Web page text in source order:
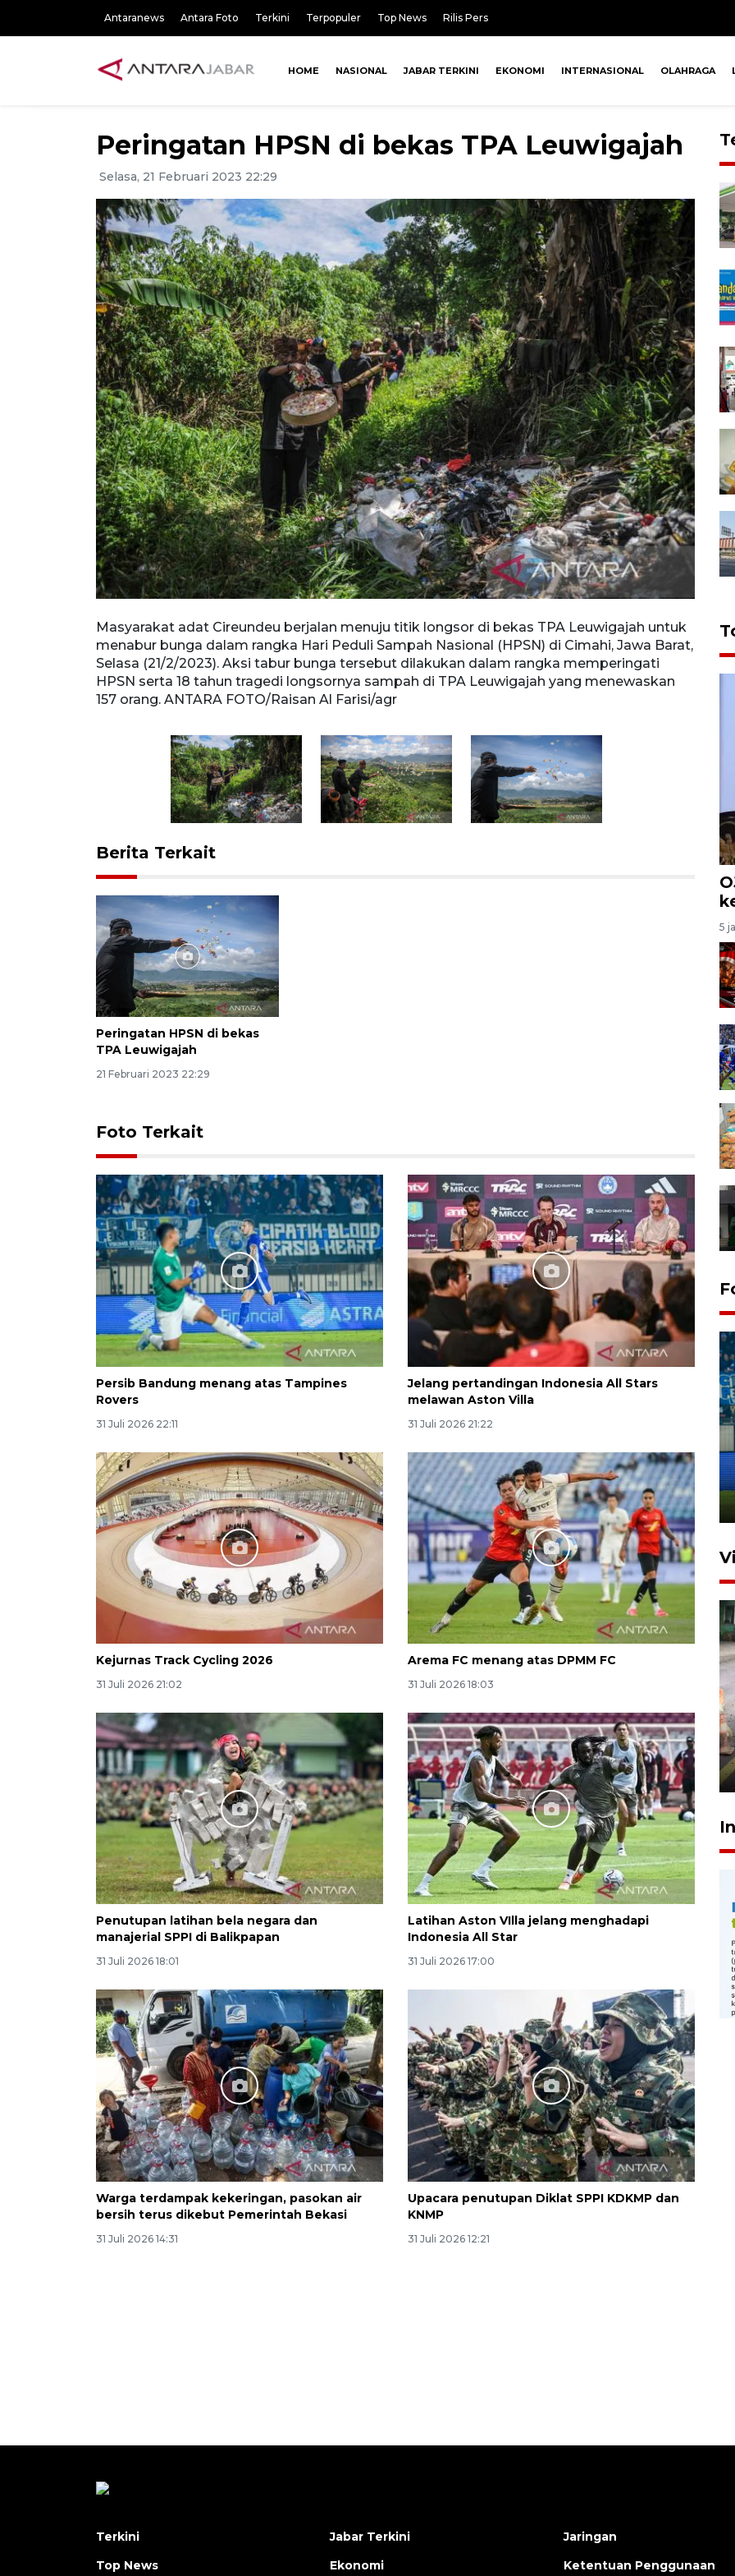
Antaranews Antara Foto Terkini Terpopuler Top News Rilis Pers
HOME NASIONAL JABAR TERKINI EKONOMI INTERNASIONAL OLAHRAGA
Peringatan HPSN di bekas TPA Leuwigajah
Selasa, 21 Februari 2023 22:29
Masyarakat adat Cireundeu berjalan menuju titik longsor di bekas TPA Leuwigajah untuk
menabur bunga dalam rangka Hari Peduli Sampah Nasional (HPSN) di Cimahi, Jawa Barat,
Selasa (21/2/2023). Aksi tabur bunga tersebut dilakukan dalam rangka memperingati
HPSN serta 18 tahun tragedi longsornya sampah di TPA Leuwigajah yang menewaskan
157 orang. ANTARA FOTO/Raisan Al Farisi/agr
Berita Terkait
Peringatan HPSN di bekas
TPA Leuwigajah
21 Februari 2023 22:29
Foto Terkait
Persib Bandung menang atas Tampines
Rovers
31 Juli 2026 22:11
Jelang pertandingan Indonesia All Stars
melawan Aston Villa
31 Juli 2026 21:22
Kejurnas Track Cycling 2026
31 Juli 2026 21:02
Arema FC menang atas DPMM FC
31 Juli 2026 18:03
Penutupan latihan bela negara dan
manajerial SPPI di Balikpapan
31 Juli 2026 18:01
Latihan Aston VIlla jelang menghadapi
Indonesia All Star
31 Juli 2026 17:00
Warga terdampak kekeringan, pasokan air
bersih terus dikebut Pemerintah Bekasi
31 Juli 2026 14:31
Upacara penutupan Diklat SPPI KDKMP dan
KNMP
31 Juli 2026 12:21
5
dan manajerial SPPI di
Balikpapan
31 Juli 2026 18:01
Pigai: Penangkapan begal
tetap kewenangan aparat
penegak hukum
29 Juli 2026 00:31
Terkini
Top News
Jabar Terkini
Ekonomi
Jaringan
Ketentuan Penggunaan